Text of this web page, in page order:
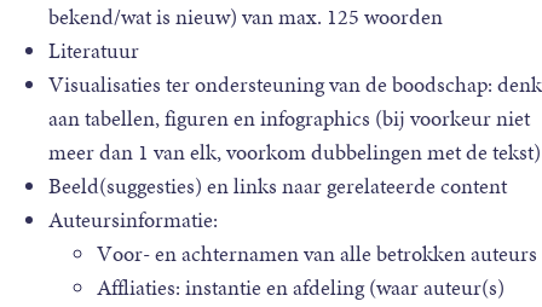
bekend/wat is nieuw) van max. 125 woorden
Literatuur
Visualisaties ter ondersteuning van de boodschap: denk
aan tabellen, figuren en infographics (bij voorkeur niet
meer dan 1 van elk, voorkom dubbelingen met de tekst)
Beeld(suggesties) en links naar gerelateerde content
Auteursinformatie:
Voor- en achternamen van alle betrokken auteurs
Affliaties: instantie en afdeling (waar auteur(s)